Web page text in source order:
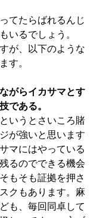
てたらばれるんじ
いるでしょう。
が、以下のような
す。
がらイカサマとす
である。
いうとさいころ賭
が強いと思います
マにはやっている
るのでできる機会
もそも証拠を押さ
クもあります。麻
も、毎回同卓して